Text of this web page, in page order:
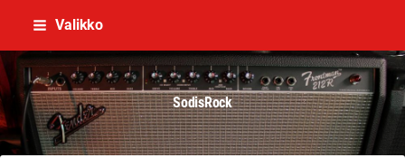
Siirry
sisältöön
Valikko
SodisRock